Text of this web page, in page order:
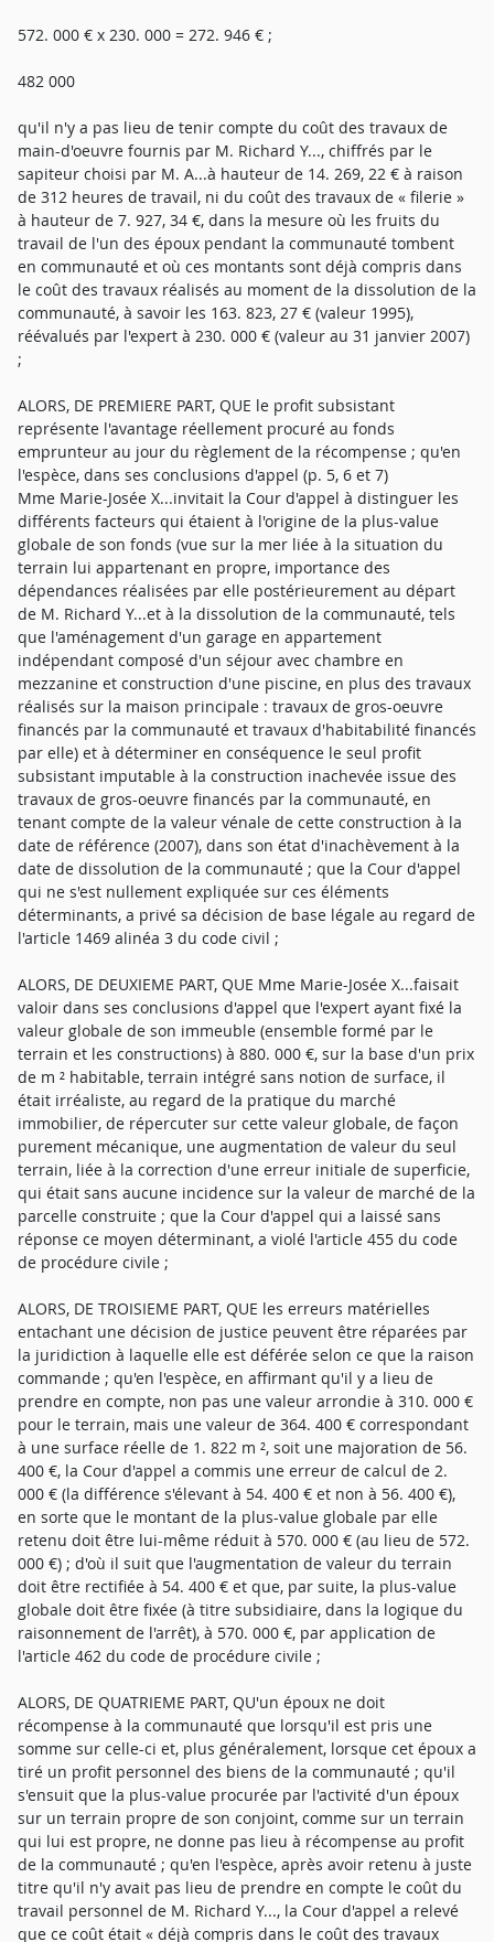
572. 000 € x 230. 000 = 272. 946 € ;
482 000
qu'il n'y a pas lieu de tenir compte du coût des travaux de
main-d'oeuvre fournis par M. Richard Y..., chiffrés par le
sapiteur choisi par M. A...à hauteur de 14. 269, 22 € à raison
de 312 heures de travail, ni du coût des travaux de « filerie »
à hauteur de 7. 927, 34 €, dans la mesure où les fruits du
travail de l'un des époux pendant la communauté tombent
en communauté et où ces montants sont déjà compris dans
le coût des travaux réalisés au moment de la dissolution de la
communauté, à savoir les 163. 823, 27 € (valeur 1995),
réévalués par l'expert à 230. 000 € (valeur au 31 janvier 2007)
;
ALORS, DE PREMIERE PART, QUE le profit subsistant
représente l'avantage réellement procuré au fonds
emprunteur au jour du règlement de la récompense ; qu'en
l'espèce, dans ses conclusions d'appel (p. 5, 6 et 7)
Mme Marie-Josée X...invitait la Cour d'appel à distinguer les
différents facteurs qui étaient à l'origine de la plus-value
globale de son fonds (vue sur la mer liée à la situation du
terrain lui appartenant en propre, importance des
dépendances réalisées par elle postérieurement au départ
de M. Richard Y...et à la dissolution de la communauté, tels
que l'aménagement d'un garage en appartement
indépendant composé d'un séjour avec chambre en
mezzanine et construction d'une piscine, en plus des travaux
réalisés sur la maison principale : travaux de gros-oeuvre
financés par la communauté et travaux d'habitabilité financés
par elle) et à déterminer en conséquence le seul profit
subsistant imputable à la construction inachevée issue des
travaux de gros-oeuvre financés par la communauté, en
tenant compte de la valeur vénale de cette construction à la
date de référence (2007), dans son état d'inachèvement à la
date de dissolution de la communauté ; que la Cour d'appel
qui ne s'est nullement expliquée sur ces éléments
déterminants, a privé sa décision de base légale au regard de
l'article 1469 alinéa 3 du code civil ;
ALORS, DE DEUXIEME PART, QUE Mme Marie-Josée X...faisait
valoir dans ses conclusions d'appel que l'expert ayant fixé la
valeur globale de son immeuble (ensemble formé par le
terrain et les constructions) à 880. 000 €, sur la base d'un prix
de m ² habitable, terrain intégré sans notion de surface, il
était irréaliste, au regard de la pratique du marché
immobilier, de répercuter sur cette valeur globale, de façon
purement mécanique, une augmentation de valeur du seul
terrain, liée à la correction d'une erreur initiale de superficie,
qui était sans aucune incidence sur la valeur de marché de la
parcelle construite ; que la Cour d'appel qui a laissé sans
réponse ce moyen déterminant, a violé l'article 455 du code
de procédure civile ;
ALORS, DE TROISIEME PART, QUE les erreurs matérielles
entachant une décision de justice peuvent être réparées par
la juridiction à laquelle elle est déférée selon ce que la raison
commande ; qu'en l'espèce, en affirmant qu'il y a lieu de
prendre en compte, non pas une valeur arrondie à 310. 000 €
pour le terrain, mais une valeur de 364. 400 € correspondant
à une surface réelle de 1. 822 m ², soit une majoration de 56.
400 €, la Cour d'appel a commis une erreur de calcul de 2.
000 € (la différence s'élevant à 54. 400 € et non à 56. 400 €),
en sorte que le montant de la plus-value globale par elle
retenu doit être lui-même réduit à 570. 000 € (au lieu de 572.
000 €) ; d'où il suit que l'augmentation de valeur du terrain
doit être rectifiée à 54. 400 € et que, par suite, la plus-value
globale doit être fixée (à titre subsidiaire, dans la logique du
raisonnement de l'arrêt), à 570. 000 €, par application de
l'article 462 du code de procédure civile ;
ALORS, DE QUATRIEME PART, QU'un époux ne doit
récompense à la communauté que lorsqu'il est pris une
somme sur celle-ci et, plus généralement, lorsque cet époux a
tiré un profit personnel des biens de la communauté ; qu'il
s'ensuit que la plus-value procurée par l'activité d'un époux
sur un terrain propre de son conjoint, comme sur un terrain
qui lui est propre, ne donne pas lieu à récompense au profit
de la communauté ; qu'en l'espèce, après avoir retenu à juste
titre qu'il n'y avait pas lieu de prendre en compte le coût du
travail personnel de M. Richard Y..., la Cour d'appel a relevé
que ce coût était « déjà compris dans le coût des travaux